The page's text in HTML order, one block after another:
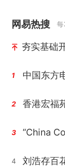
网易热搜
夯实基础
1
2 香港宏福
3
4 刘浩存百